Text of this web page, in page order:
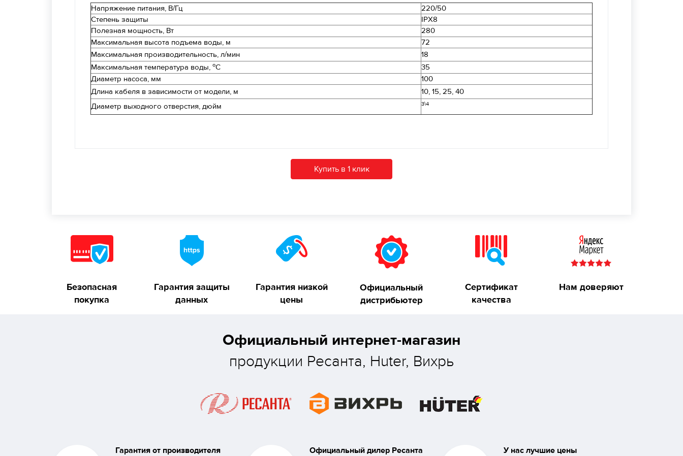
Напряжение питания, В/Гц
220/50
Степень защиты
IPX8
Полезная мощность, Вт
280
Максимальная высота подъема воды, м
72
Максимальная производительность, л/мин
18
Максимальная температура воды, оС
35
Диаметр насоса, мм
100
Длина кабеля в зависимости от модели, м
10, 15, 25, 40
Диаметр выходного отверстия, дюйм
3\4
Купить в 1 клик
Безопасная
покупка
Гарантия защиты
данных
Гарантия низкой
цены
Официальный
дистрибьютер
Сертификат
качества
Нам доверяют
Официальный интернет-магазин
продукции Ресанта, Huter, Вихрь
Гарантия от производителя
Официальный дилер Ресанта
У нас лучшие цены